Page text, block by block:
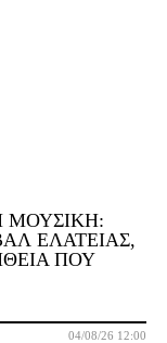
ΜΟΥΣΙΚΉ:
ΕΛΆΤΕΙΑΣ,
ΠΟΥ
04/08/26 12:00